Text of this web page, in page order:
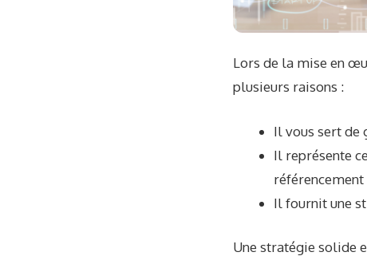
Lors de la mise en
plusieurs raisons :
Il vous sert de
Il représente
Il fournit une
Une stratégie solide